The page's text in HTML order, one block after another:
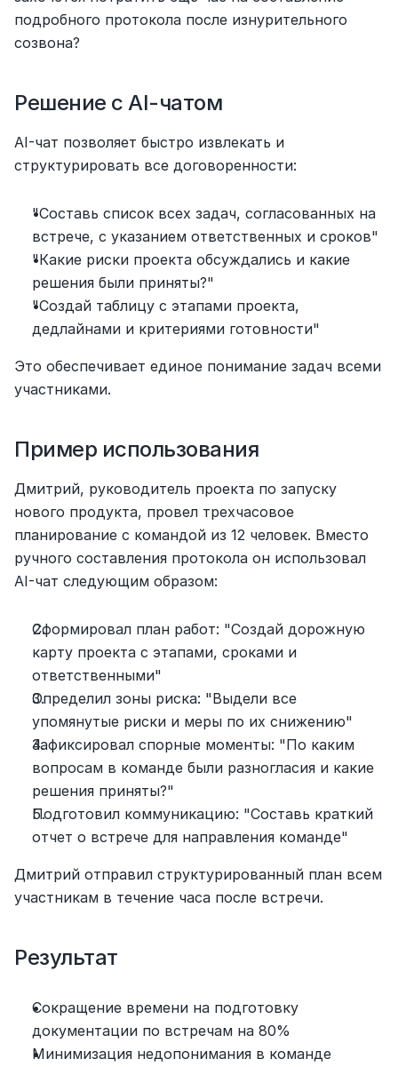
подробного протокола после изнурительного
созвона?
Решение с AI-чатом
AI-чат позволяет быстро извлекать и
структурировать все договоренности:
"Составь список всех задач, согласованных на
встрече, с указанием ответственных и сроков"
"Какие риски проекта обсуждались и какие
решения были приняты?"
"Создай таблицу с этапами проекта,
дедлайнами и критериями готовности"
Это обеспечивает единое понимание задач всеми
участниками.
Пример использования
Дмитрий, руководитель проекта по запуску
нового продукта, провел трехчасовое
планирование с командой из 12 человек. Вместо
ручного составления протокола он использовал
AI-чат следующим образом:
Сформировал план работ: "Создай дорожную
карту проекта с этапами, сроками и
ответственными"
Определил зоны риска: "Выдели все
упомянутые риски и меры по их снижению"
Зафиксировал спорные моменты: "По каким
вопросам в команде были разногласия и какие
решения приняты?"
Подготовил коммуникацию: "Составь краткий
отчет о встрече для направления команде"
Дмитрий отправил структурированный план всем
участникам в течение часа после встречи.
Результат
Сокращение времени на подготовку
документации по встречам на 80%
Минимизация недопонимания в команде